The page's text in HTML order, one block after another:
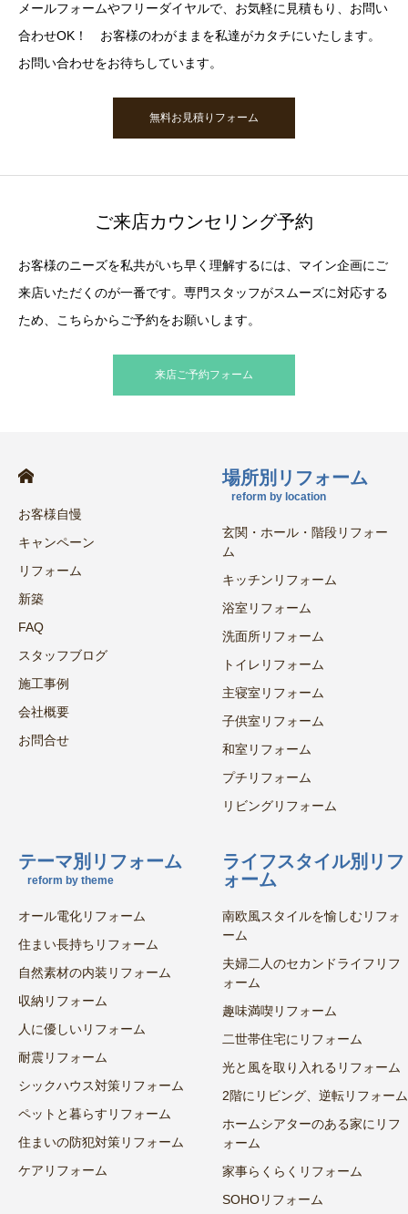
メールフォームやフリーダイヤルで、お気軽に見積もり、お問い
合わせOK！ お客様のわがままを私達がカタチにいたします。
お問い合わせをお待ちしています。
無料お見積りフォーム
ご来店カウンセリング予約
お客様のニーズを私共がいち早く理解するには、マイン企画にご
来店いただくのが一番です。専門スタッフがスムーズに対応する
ため、こちらからご予約をお願いします。
来店ご予約フォーム
お客様自慢
キャンペーン
リフォーム
新築
FAQ
スタッフブログ
施工事例
会社概要
お問合せ
場所別リフォーム
reform by location
玄関・ホール・階段リフォー
ム
キッチンリフォーム
浴室リフォーム
洗面所リフォーム
トイレリフォーム
主寝室リフォーム
子供室リフォーム
和室リフォーム
プチリフォーム
リビングリフォーム
テーマ別リフォーム
reform by theme
オール電化リフォーム
住まい長持ちリフォーム
自然素材の内装リフォーム
収納リフォーム
人に優しいリフォーム
耐震リフォーム
シックハウス対策リフォーム
ペットと暮らすリフォーム
住まいの防犯対策リフォーム
ケアリフォーム
ライフスタイル別リフ
ォーム
南欧風スタイルを愉しむリフォ
ーム
夫婦二人のセカンドライフリフ
ォーム
趣味満喫リフォーム
二世帯住宅にリフォーム
光と風を取り入れるリフォーム
2階にリビング、逆転リフォーム
ホームシアターのある家にリフ
ォーム
家事らくらくリフォーム
SOHOリフォーム